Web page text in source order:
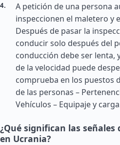
A petición de una persona
inspeccionen el maletero y
Después de pasar la
conducir solo después del
conducción debe ser lenta,
de la velocidad puede
comprueba en los puestos
de las personas –
Vehículos – Equipaje y
¿Qué significan las
en Ucrania?